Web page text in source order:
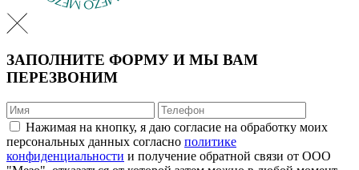
ЗАПОЛНИТЕ ФОРМУ И МЫ ВАМ
ПЕРЕЗВОНИМ
Нажимая на кнопку, я даю согласие на обработку моих
персональных данных согласно политике
конфиденциальности и получение обратной связи от ООО